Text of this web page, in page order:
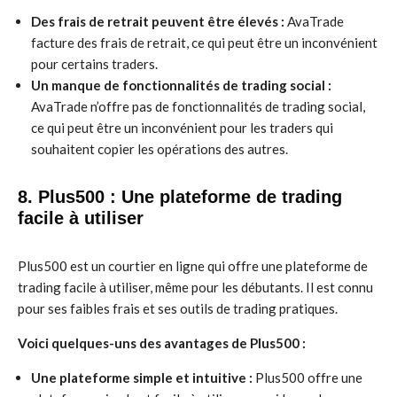
Des frais de retrait peuvent être élevés : AvaTrade
facture des frais de retrait, ce qui peut être un inconvénient
pour certains traders.
Un manque de fonctionnalités de trading social :
AvaTrade n’offre pas de fonctionnalités de trading social,
ce qui peut être un inconvénient pour les traders qui
souhaitent copier les opérations des autres.
8. Plus500 : Une plateforme de trading
facile à utiliser
Plus500 est un courtier en ligne qui offre une plateforme de
trading facile à utiliser, même pour les débutants. Il est connu
pour ses faibles frais et ses outils de trading pratiques.
Voici quelques-uns des avantages de Plus500 :
Une plateforme simple et intuitive : Plus500 offre une